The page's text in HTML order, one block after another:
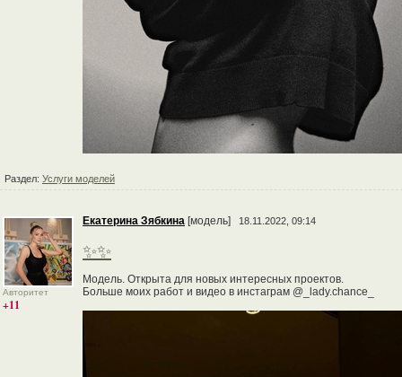
Раздел: Услуги моделей
Авторитет
+11
Екатерина Зябкина [модель] 18.11.2022, 09:14
✨✨
Модель. Открыта для новых интересных проектов.
Больше моих работ и видео в инстаграм @_lady.chance_